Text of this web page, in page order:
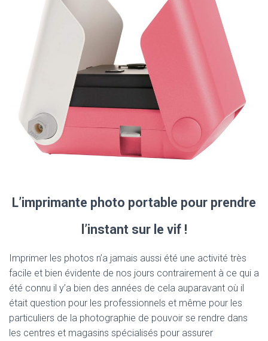
L’imprimante photo portable pour prendre
l’instant sur le vif !
Imprimer les photos n’a jamais aussi été une activité très
facile et bien évidente de nos jours contrairement à ce qui a
été connu il y’a bien des années de cela auparavant où il
était question pour les professionnels et même pour les
particuliers de la photographie de pouvoir se rendre dans
les centres et magasins spécialisés pour assurer